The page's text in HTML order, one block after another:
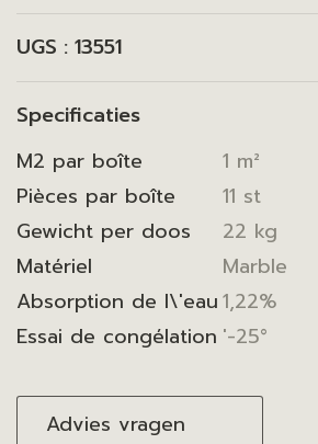
UGS : 13551
Specificaties
M2 par boîte
1 m²
Pièces par boîte
11 st
Gewicht per doos
22 kg
Matériel
Marble
Absorption de l\'eau1,22%
Essai de congélation '-25°
Advies vragen